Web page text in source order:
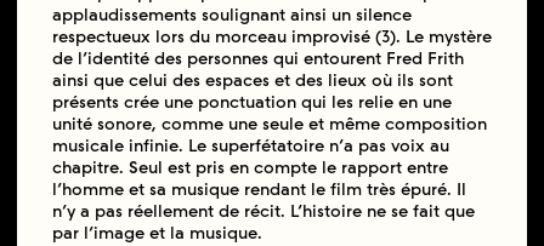
applaudissements soulignant ainsi un silence
respectueux lors du morceau improvisé (3). Le mystère
de l’identité des personnes qui entourent Fred Frith
ainsi que celui des espaces et des lieux où ils sont
présents crée une ponctuation qui les relie en une
unité sonore, comme une seule et même composition
musicale infinie. Le superfétatoire n’a pas voix au
chapitre. Seul est pris en compte le rapport entre
l’homme et sa musique rendant le film très épuré. Il
n’y a pas réellement de récit. L’histoire ne se fait que
par l’image et la musique.